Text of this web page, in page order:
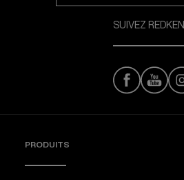
SUIVEZ REDKEN
PRODUITS